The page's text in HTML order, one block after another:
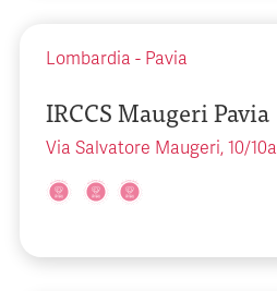
Lombardia - Pavia
IRCCS Maugeri Pavia
Via Salvatore Maugeri, 10/10a